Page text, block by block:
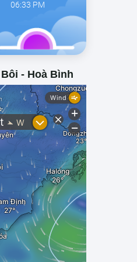
06:33 PM
- Hoà Bình